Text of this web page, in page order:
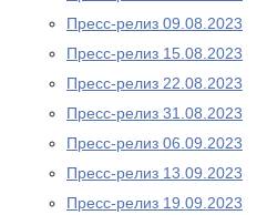
Пресс-релиз 09.08.2023
Пресс-релиз 15.08.2023
Пресс-релиз 22.08.2023
Пресс-релиз 31.08.2023
Пресс-релиз 06.09.2023
Пресс-релиз 13.09.2023
Пресс-релиз 19.09.2023